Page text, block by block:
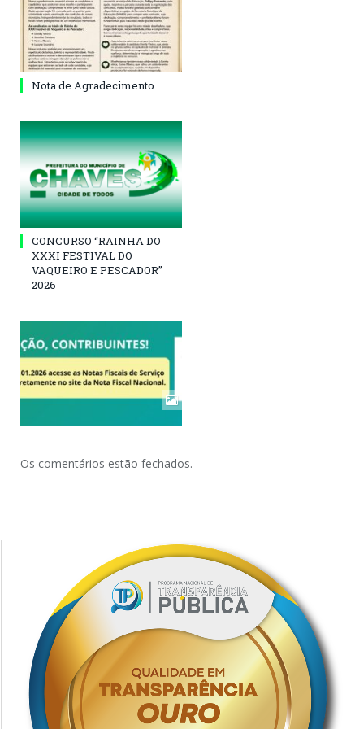
Nota de Agradecimento
CONCURSO “RAINHA DO
XXXI FESTIVAL DO
VAQUEIRO E PESCADOR”
2026
Os comentários estão fechados.